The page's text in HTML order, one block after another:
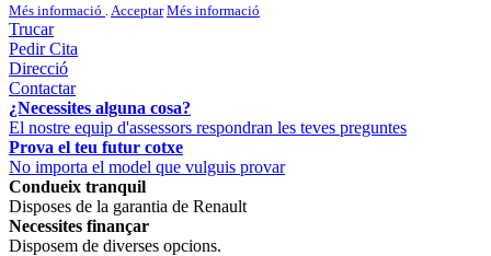
Més informació
Acceptar Més informació
Trucar
Pedir Cita
Direcció
Contactar
¿Necessites alguna cosa?
El nostre equip d'assessors respondran les teves preguntes
Prova el teu futur cotxe
No importa el model que vulguis provar
Condueix tranquil
Disposes de la garantia de Renault
Necessites finançar
Disposem de diverses opcions.